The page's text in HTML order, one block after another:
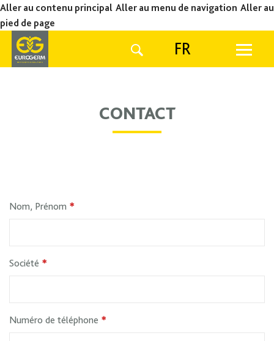
Aller au contenu principal Aller au menu de navigation Aller au
pied de page
FR
CONTACT
Nom, Prénom *
Société *
Numéro de téléphone *